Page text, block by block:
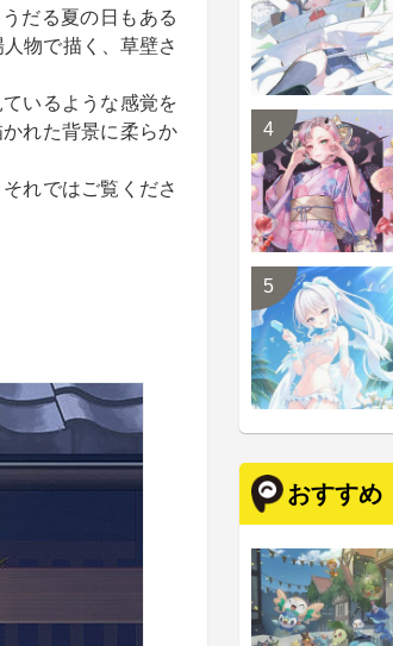
だる夏の日もある
物で描く、草壁さ
いるような感覚を
れた背景に柔らか
れではご覧くださ
おすすめ